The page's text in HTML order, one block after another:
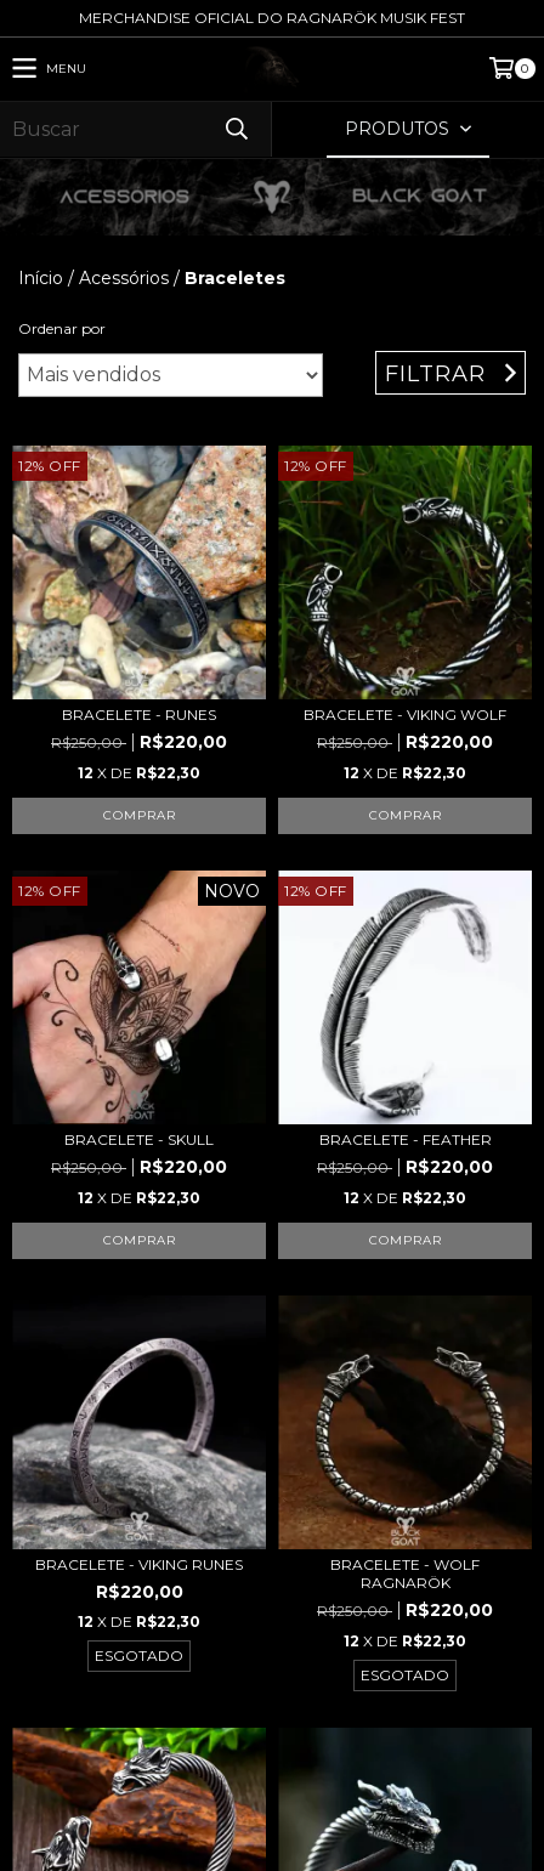
MERCHANDISE OFICIAL DO RAGNARÖK MUSIK FEST
MENU 0
PRODUTOS
Início / Acessórios / Braceletes
Ordenar por
FILTRAR
12% OFF
BRACELETE - RUNES
R$250,00
R$220,00
12 X DE R$22,30
12% OFF
BRACELETE - VIKING WOLF
R$250,00
R$220,00
12 X DE R$22,30
12% OFF NOVO
BRACELETE - SKULL
R$250,00
R$220,00
12 X DE R$22,30
12% OFF
BRACELETE - FEATHER
R$250,00
R$220,00
12 X DE R$22,30
BRACELETE - VIKING RUNES
R$220,00
12 X DE R$22,30
ESGOTADO
BRACELETE - WOLF
RAGNARÖK
R$250,00
R$220,00
12 X DE R$22,30
ESGOTADO